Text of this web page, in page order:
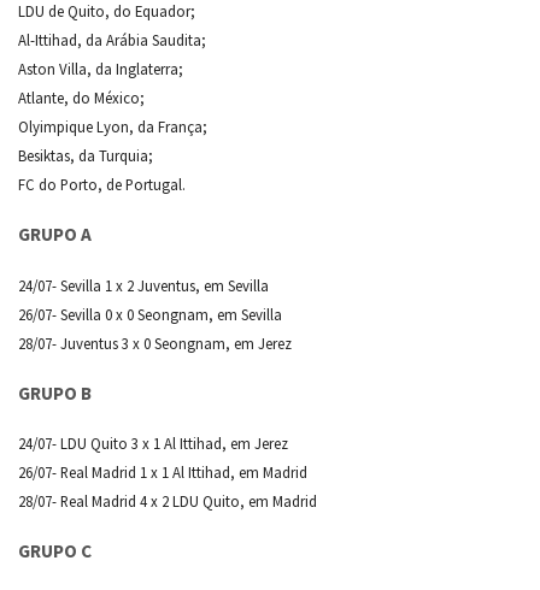
LDU de Quito, do Equador;
Al-Ittihad, da Arábia Saudita;
Aston Villa, da Inglaterra;
Atlante, do México;
Olyimpique Lyon, da França;
Besiktas, da Turquia;
FC do Porto, de Portugal.
GRUPO A
24/07- Sevilla 1 x 2 Juventus, em Sevilla
26/07- Sevilla 0 x 0 Seongnam, em Sevilla
28/07- Juventus 3 x 0 Seongnam, em Jerez
GRUPO B
24/07- LDU Quito 3 x 1 Al Ittihad, em Jerez
26/07- Real Madrid 1 x 1 Al Ittihad, em Madrid
28/07- Real Madrid 4 x 2 LDU Quito, em Madrid
GRUPO C